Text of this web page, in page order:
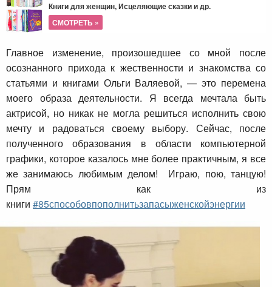
Книги для женщин, Исцеляющие сказки и др.
СМОТРЕТЬ »
Главное изменение, произошедшее со мной после
осознанного прихода к жественности и знакомства со
статьями и книгами Ольги Валяевой, — это перемена
моего образа деятельности. Я всегда мечтала быть
актрисой, но никак не могла решиться исполнить свою
мечту и радоваться своему выбору. Сейчас, после
полученного образования в области компьютерной
графики, которое казалось мне более практичным, я все
же занимаюсь любимым делом! Играю, пою, танцую!
Прям как из
книги #85способовпополнитьзапасыженскойэнергии